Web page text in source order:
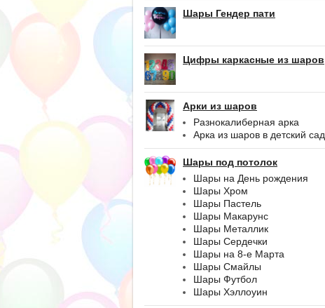
Шары Гендер пати
Цифры каркасные из шаров
Арки из шаров
Разнокалиберная арка
Арка из шаров в детский сад
Шары под потолок
Шары на День рождения
Шары Хром
Шары Пастель
Шары Макарунс
Шары Металлик
Шары Сердечки
Шары на 8-е Марта
Шары Смайлы
Шары Футбол
Шары Хэллоуин